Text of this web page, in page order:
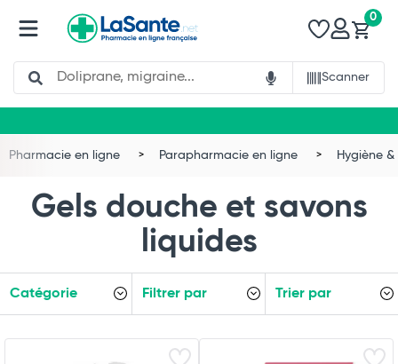
Search
Scanner
0
Pharmacie en ligne Parapharmacie en ligne Hygiène
Gels douche et savons
liquides
Catégorie Filtrer par Trier par